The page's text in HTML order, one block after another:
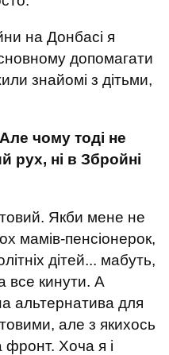
на Донбасі я
допомагати
знайомі з дітьми,
чому тоді не
рух, ні в Збройні
Якби мене не
мамів-пенсіонерок,
дітей... мабуть,
все кинути. А
альтернатива для
але з якихось
фронт. Хоча я і